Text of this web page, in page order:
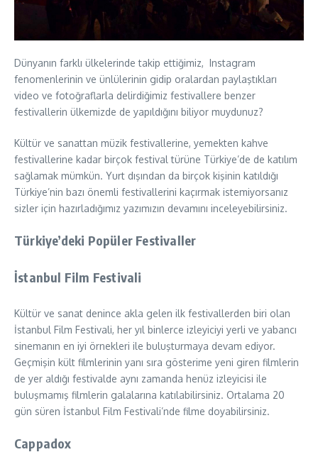
Dünyanın farklı ülkelerinde takip ettiğimiz, Instagram
fenomenlerinin ve ünlülerinin gidip oralardan paylaştıkları
video ve fotoğraflarla delirdiğimiz festivallere benzer
festivallerin ülkemizde de yapıldığını biliyor muydunuz?
Kültür ve sanattan müzik festivallerine, yemekten kahve
festivallerine kadar birçok festival türüne Türkiye’de de katılım
sağlamak mümkün. Yurt dışından da birçok kişinin katıldığı
Türkiye’nin bazı önemli festivallerini kaçırmak istemiyorsanız
sizler için hazırladığımız yazımızın devamını inceleyebilirsiniz.
Türkiye’deki Popüler Festivaller
İstanbul Film Festivali
Kültür ve sanat denince akla gelen ilk festivallerden biri olan
İstanbul Film Festivali, her yıl binlerce izleyiciyi yerli ve yabancı
sinemanın en iyi örnekleri ile buluşturmaya devam ediyor.
Geçmişin kült filmlerinin yanı sıra gösterime yeni giren filmlerin
de yer aldığı festivalde aynı zamanda henüz izleyicisi ile
buluşmamış filmlerin galalarına katılabilirsiniz. Ortalama 20
gün süren İstanbul Film Festivali’nde filme doyabilirsiniz.
Cappadox